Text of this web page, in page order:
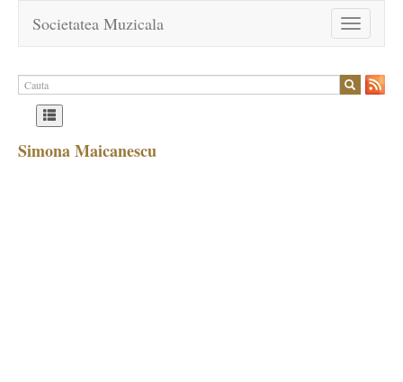
Toggle
navigation
Societatea Muzicala
Simona Maicanescu